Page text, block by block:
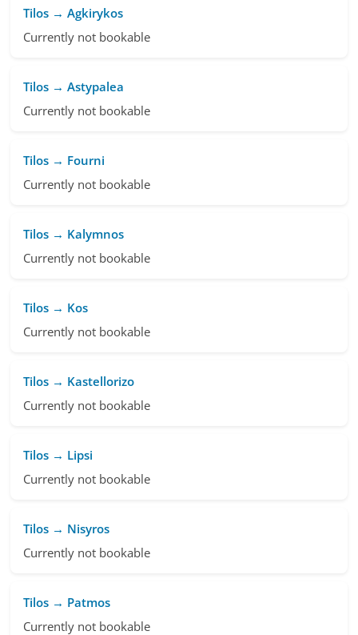
Tilos → Agkirykos
Currently not bookable
Tilos → Astypalea
Currently not bookable
Tilos → Fourni
Currently not bookable
Tilos → Kalymnos
Currently not bookable
Tilos → Kos
Currently not bookable
Tilos → Kastellorizo
Currently not bookable
Tilos → Lipsi
Currently not bookable
Tilos → Nisyros
Currently not bookable
Tilos → Patmos
Currently not bookable